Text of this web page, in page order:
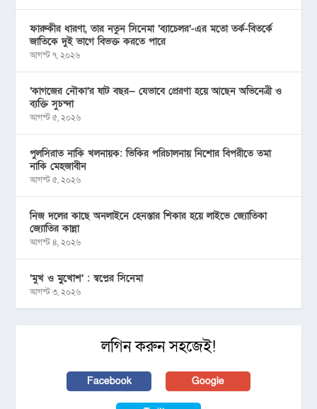
ফারুকীর ধারণা, তার নতুন সিনেমা ‘ব্যাচেলর’-এর মতো তর্ক-বিতর্কে
জাতিকে দুই ভাগে বিভক্ত করতে পারে
আগস্ট ৭, ২০২৬
‘কাগজের নৌকা’র ষাট বছর— যেভাবে প্রেরণা হয়ে আছেন অভিনেত্রী ও
ব্যক্তি সুচন্দা
আগস্ট ৫, ২০২৬
পুলসিরাত নাকি খলনায়ক: ভিকির পরিচালনায় নিশোর বিপরীতে তমা
নাকি মেহজাবীন
আগস্ট ৫, ২০২৬
নিজ দলের কাছে অনলাইনে হেনস্তার শিকার হয়ে লাইভে জ্যোতিকা
জ্যোতির কান্না
আগস্ট ৪, ২০২৬
‘মুখ ও মু্খোশ’ : স্বপ্নের সিনেমা
আগস্ট ৩, ২০২৬
লগিন করুন সহজেই!
Facebook Google